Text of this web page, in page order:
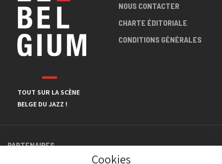
TOUT SUR LA SCÈNE
BELGE DU JAZZ !
NOUS CONTACTER
CHARTE ÉDITORIALE
CONDITIONS GÉNÉRALES
PARTENAIRES
Cookies